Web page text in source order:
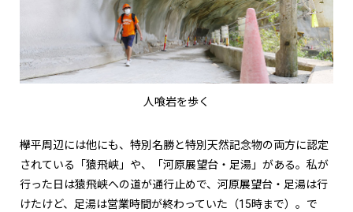
人喰岩を歩く
欅平周辺には他にも、特別名勝と特別天然記念物の両方に認定
されている「猿飛峡」や、「河原展望台・足湯」がある。私が
行った日は猿飛峡への道が通行止めで、河原展望台・足湯は行
けたけど、足湯は営業時間が終わっていた（15時まで）。で